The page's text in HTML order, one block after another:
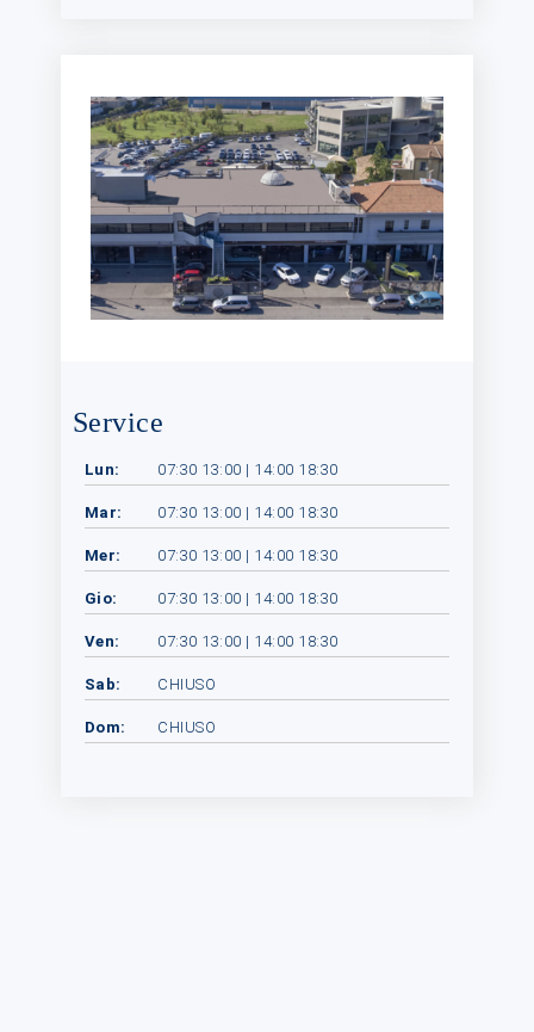
Service
Lun: 07:30 13:00 | 14:00 18:30
Mar: 07:30 13:00 | 14:00 18:30
Mer: 07:30 13:00 | 14:00 18:30
Gio: 07:30 13:00 | 14:00 18:30
Ven: 07:30 13:00 | 14:00 18:30
Sab: CHIUSO
Dom: CHIUSO